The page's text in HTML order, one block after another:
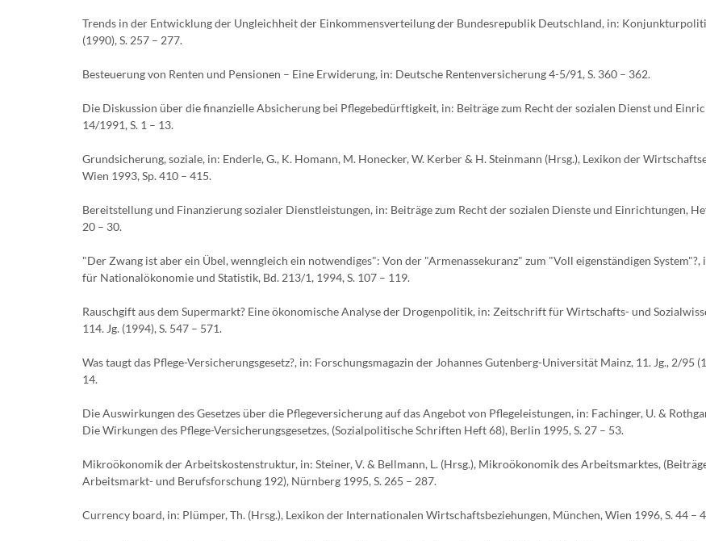
Trends in der Entwicklung der Ungleichheit der Einkommensverteilung der Bundesrepublik Deutschland, in:
(1990), S. 257 – 277.
Besteuerung von Renten und Pensionen – Eine Erwiderung, in: Deutsche Rentenversicherung 4-5/91, S. 360 – 362.
Die Diskussion über die finanzielle Absicherung bei Pflegebedürftigkeit, in: Beiträge zum Recht der sozialen Dienst und
14/1991, S. 1 – 13.
Grundsicherung, soziale, in: Enderle, G., K. Homann, M. Honecker, W. Kerber & H. Steinmann (Hrsg.), Lexikon der
Wien 1993, Sp. 410 – 415.
Bereitstellung und Finanzierung sozialer Dienstleistungen, in: Beiträge zum Recht der sozialen Dienste und Einrichtungen,
20 – 30.
"Der Zwang ist aber ein Übel, wenngleich ein notwendiges": Von der "Armenassekuranz" zum "Voll eigenständigen System"?,
für Nationalökonomie und Statistik, Bd. 213/1, 1994, S. 107 – 119.
Rauschgift aus dem Supermarkt? Eine ökonomische Analyse der Drogenpolitik, in: Zeitschrift für Wirtschafts- und
114. Jg. (1994), S. 547 – 571.
Was taugt das Pflege-Versicherungsgesetz?, in: Forschungsmagazin der Johannes Gutenberg-Universität Mainz, 11. Jg., 2/95
14.
Die Auswirkungen des Gesetzes über die Pflegeversicherung auf das Angebot von Pflegeleistungen, in: Fachinger, U. &
Die Wirkungen des Pflege-Versicherungsgesetzes, (Sozialpolitische Schriften Heft 68), Berlin 1995, S. 27 – 53.
Mikroökonomik der Arbeitskostenstruktur, in: Steiner, V. & Bellmann, L. (Hrsg.), Mikroökonomik des Arbeitsmarktes,
Arbeitsmarkt- und Berufsforschung 192), Nürnberg 1995, S. 265 – 287.
Currency board, in: Plümper, Th. (Hrsg.), Lexikon der Internationalen Wirtschaftsbeziehungen, München, Wien 1996, S. 44 –